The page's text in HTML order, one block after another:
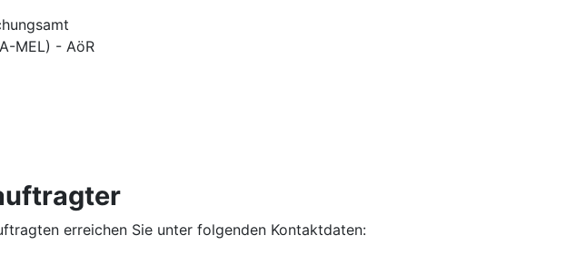
MEL) - AöR
erreichen Sie unter folgenden Kontaktdaten: